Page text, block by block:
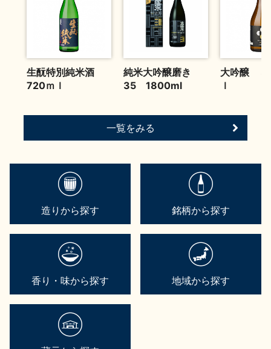
生酛特別純米酒
720ｍｌ
純米大吟醸磨き
35 1800ml
大吟醸 ３
ｌ
一覧をみる
造りから探す 銘柄から探す
香り・味から探す 地域から探す